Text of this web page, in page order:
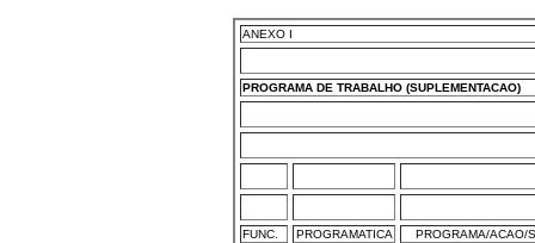
ANEXO I
PROGRAMA DE TRABALHO (SUPLEMENTACAO)
FUNC. PROGRAMATICA PROGRAMA/ACAO/